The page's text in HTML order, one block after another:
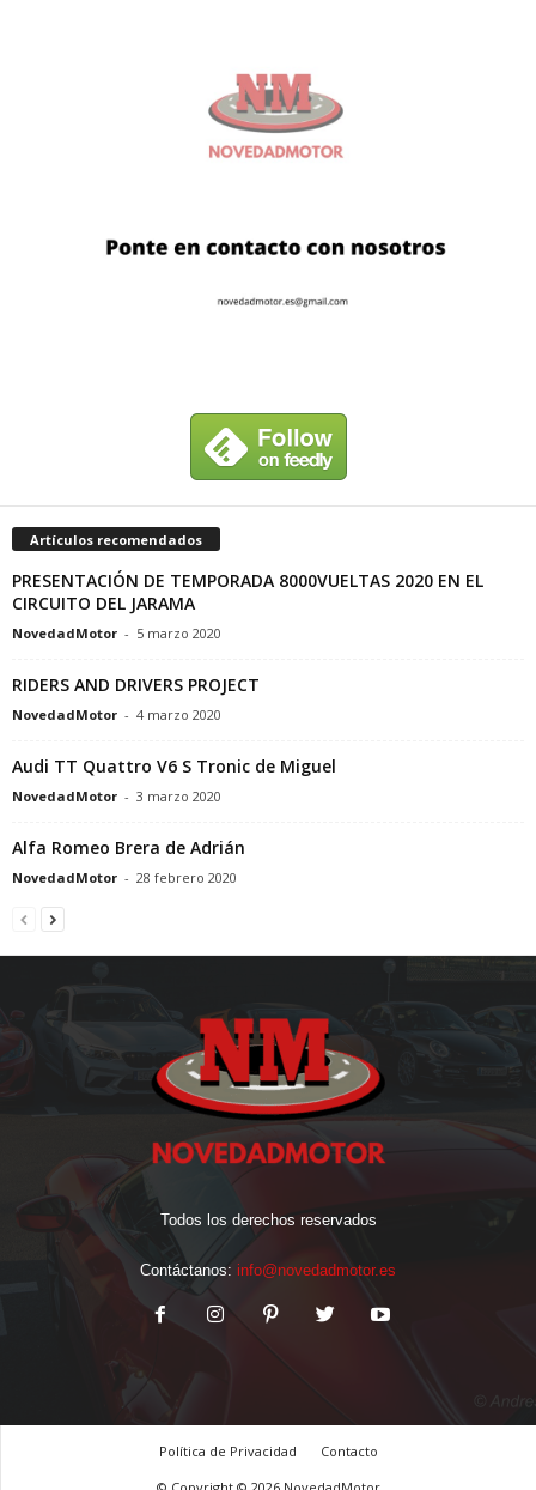
Artículos recomendados
PRESENTACIÓN DE TEMPORADA 8000VUELTAS 2020 EN EL
CIRCUITO DEL JARAMA
NovedadMotor - 5 marzo 2020
RIDERS AND DRIVERS PROJECT
NovedadMotor - 4 marzo 2020
Audi TT Quattro V6 S Tronic de Miguel
NovedadMotor - 3 marzo 2020
Alfa Romeo Brera de Adrián
NovedadMotor - 28 febrero 2020
Todos los derechos reservados
Contáctanos: info@novedadmotor.es
Política de Privacidad
Contacto